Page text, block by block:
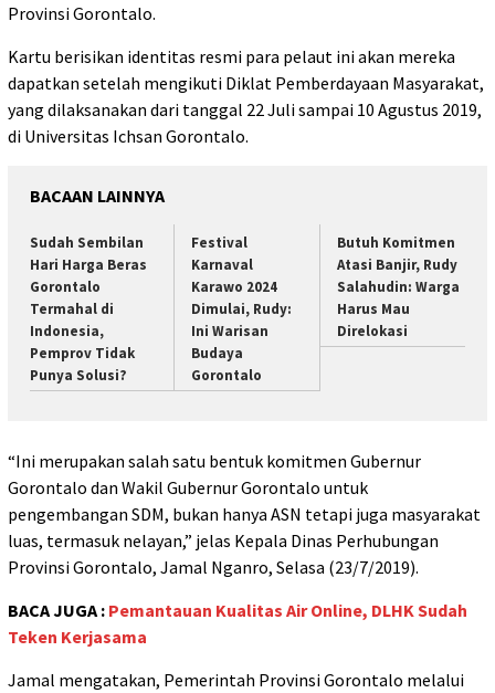
Provinsi Gorontalo.
Kartu berisikan identitas resmi para pelaut ini akan mereka
dapatkan setelah mengikuti Diklat Pemberdayaan Masyarakat,
yang dilaksanakan dari tanggal 22 Juli sampai 10 Agustus 2019,
di Universitas Ichsan Gorontalo.
BACAAN LAINNYA
Sudah Sembilan
Hari Harga Beras
Gorontalo
Termahal di
Indonesia,
Pemprov Tidak
Punya Solusi?
Festival
Karnaval
Karawo 2024
Dimulai, Rudy:
Ini Warisan
Budaya
Gorontalo
Butuh Komitmen
Atasi Banjir, Rudy
Salahudin: Warga
Harus Mau
Direlokasi
“Ini merupakan salah satu bentuk komitmen Gubernur
Gorontalo dan Wakil Gubernur Gorontalo untuk
pengembangan SDM, bukan hanya ASN tetapi juga masyarakat
luas, termasuk nelayan,” jelas Kepala Dinas Perhubungan
Provinsi Gorontalo, Jamal Nganro, Selasa (23/7/2019).
BACA JUGA : Pemantauan Kualitas Air Online, DLHK Sudah
Teken Kerjasama
Jamal mengatakan, Pemerintah Provinsi Gorontalo melalui